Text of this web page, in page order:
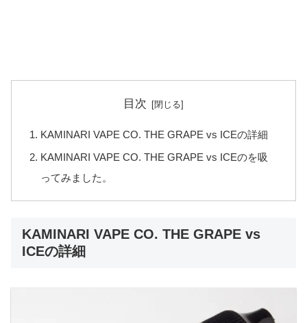
目次
KAMINARI VAPE CO. THE GRAPE vs ICEの詳細
KAMINARI VAPE CO. THE GRAPE vs ICEのを吸
ってみました。
KAMINARI VAPE CO. THE GRAPE vs
ICEの詳細